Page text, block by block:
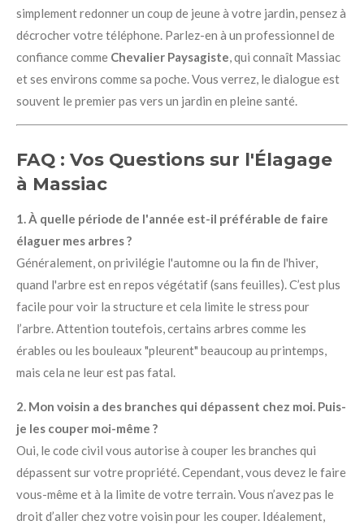
simplement redonner un coup de jeune à votre jardin, pensez à
décrocher votre téléphone. Parlez-en à un professionnel de
confiance comme Chevalier Paysagiste , qui connaît Massiac
et ses environs comme sa poche. Vous verrez, le dialogue est
souvent le premier pas vers un jardin en pleine santé.
FAQ : Vos Questions sur l'Élagage
à Massiac
1. À quelle période de l'année est-il préférable de faire
élaguer mes arbres ?
Généralement, on privilégie l'automne ou la fin de l'hiver,
quand l'arbre est en repos végétatif (sans feuilles). C’est plus
facile pour voir la structure et cela limite le stress pour
l’arbre. Attention toutefois, certains arbres comme les
érables ou les bouleaux "pleurent" beaucoup au printemps,
mais cela ne leur est pas fatal.
2. Mon voisin a des branches qui dépassent chez moi. Puis-
je les couper moi-même ?
Oui, le code civil vous autorise à couper les branches qui
dépassent sur votre propriété. Cependant, vous devez le faire
vous-même et à la limite de votre terrain. Vous n’avez pas le
droit d’aller chez votre voisin pour les couper. Idéalement,